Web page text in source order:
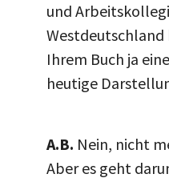
und
Ihrem Buch ja
heutige
A.B. Nein, nicht
Aber es geht